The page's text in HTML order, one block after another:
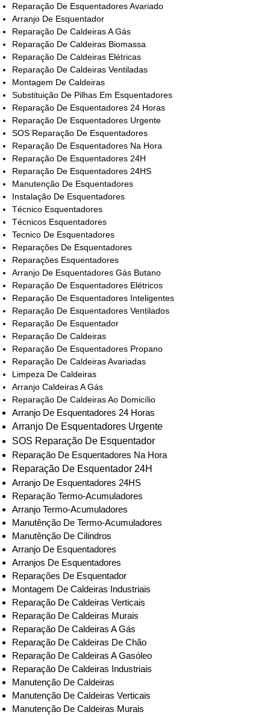
Reparação De Esquentadores Avariado
Arranjo De Esquentador
Reparação De Caldeiras A Gás
Reparação De Caldeiras Biomassa
Reparação De Caldeiras Elétricas
Reparação De Caldeiras Ventiladas
Montagem De Caldeiras
Substituição De Pilhas Em Esquentadores
Reparação De Esquentadores 24 Horas
Reparação De Esquentadores Urgente
SOS Reparação De Esquentadores
Reparação De Esquentadores Na Hora
Reparação De Esquentadores 24H
Reparação De Esquentadores 24HS
Manutenção De Esquentadores
Instalação De Esquentadores
Técnico Esquentadores
Técnicos Esquentadores
Tecnico De Esquentadores
Reparações De Esquentadores
Reparações Esquentadores
Arranjo De Esquentadores Gás Butano
Reparação De Esquentadores Elétricos
Reparação De Esquentadores Inteligentes
Reparação De Esquentadores Ventilados
Reparação De Esquentador
Reparação De Caldeiras
Reparação De Esquentadores Propano
Reparação De Caldeiras Avariadas
Limpeza De Caldeiras
Arranjo Caldeiras A Gás
Reparação De Caldeiras Ao Domicílio
Arranjo De Esquentadores 24 Horas
Arranjo De Esquentadores Urgente
SOS Reparação De Esquentador
Reparação De Esquentadores Na Hora
Reparação De Esquentador 24H
Arranjo De Esquentadores 24HS
Reparação Termo-Acumuladores
Arranjo Termo-Acumuladores
Manutênção De Termo-Acumuladores
Manutênção De Cilindros
Arranjo De Esquentadores
Arranjos De Esquentadores
Reparações De Esquentador
Montagem De Caldeiras Industriais
Reparação De Caldeiras Verticais
Reparação De Caldeiras Murais
Reparação De Caldeiras A Gás
Reparação De Caldeiras De Chão
Reparação De Caldeiras A Gasóleo
Reparação De Caldeiras Industriais
Manutenção De Caldeiras
Manutenção De Caldeiras Verticais
Manutenção De Caldeiras Murais